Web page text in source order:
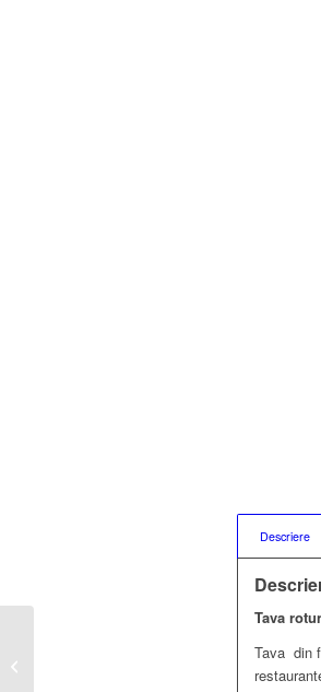
Descriere
Tava
Tava din